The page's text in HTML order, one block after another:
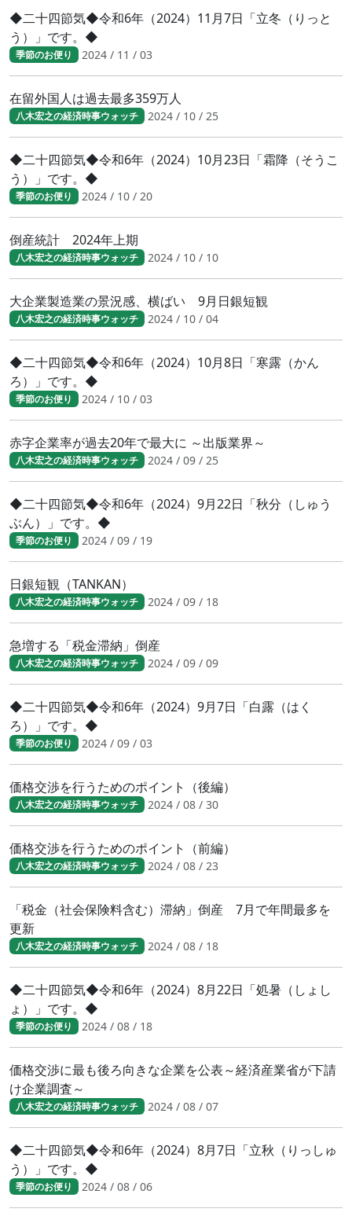
◆二十四節気◆令和6年（2024）11月7日「立冬（りっと
う）」です。◆
季節のお便り 2024 / 11 / 03
在留外国人は過去最多359万人
八木宏之の経済時事ウォッチ 2024 / 10 / 25
◆二十四節気◆令和6年（2024）10月23日「霜降（そうこ
う）」です。◆
季節のお便り 2024 / 10 / 20
倒産統計 2024年上期
八木宏之の経済時事ウォッチ 2024 / 10 / 10
大企業製造業の景況感、横ばい 9月日銀短観
八木宏之の経済時事ウォッチ 2024 / 10 / 04
◆二十四節気◆令和6年（2024）10月8日「寒露（かん
ろ）」です。◆
季節のお便り 2024 / 10 / 03
赤字企業率が過去20年で最大に ～出版業界～
八木宏之の経済時事ウォッチ 2024 / 09 / 25
◆二十四節気◆令和6年（2024）9月22日「秋分（しゅう
ぶん）」です。◆
季節のお便り 2024 / 09 / 19
日銀短観（TANKAN）
八木宏之の経済時事ウォッチ 2024 / 09 / 18
急増する「税金滞納」倒産
八木宏之の経済時事ウォッチ 2024 / 09 / 09
◆二十四節気◆令和6年（2024）9月7日「白露（はく
ろ）」です。◆
季節のお便り 2024 / 09 / 03
価格交渉を行うためのポイント（後編）
八木宏之の経済時事ウォッチ 2024 / 08 / 30
価格交渉を行うためのポイント（前編）
八木宏之の経済時事ウォッチ 2024 / 08 / 23
「税金（社会保険料含む）滞納」倒産 7月で年間最多を
更新
八木宏之の経済時事ウォッチ 2024 / 08 / 18
◆二十四節気◆令和6年（2024）8月22日「処暑（しょし
ょ）」です。◆
季節のお便り 2024 / 08 / 18
価格交渉に最も後ろ向きな企業を公表～経済産業省が下請
け企業調査～
八木宏之の経済時事ウォッチ 2024 / 08 / 07
◆二十四節気◆令和6年（2024）8月7日「立秋（りっしゅ
う）」です。◆
季節のお便り 2024 / 08 / 06